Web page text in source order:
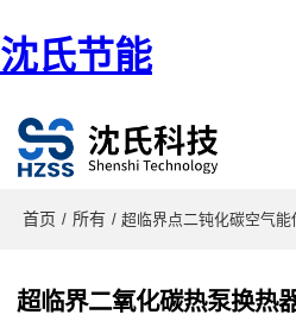
沈氏节能
首页 / 所有 / 超临界点二钝化碳空气能
超临界二氧化碳热泵换热